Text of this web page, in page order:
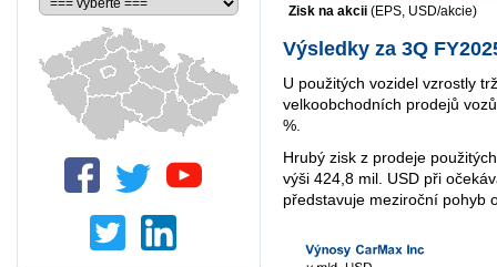
Zisk na akcii (EPS, USD/akcie)
Výsledky za 3Q
U použitých vozidel vzrostly
velkoobchodních prodejů
%.
Hrubý zisk z prodeje
výši 424,8 mil. USD při
představuje meziroční pohyb